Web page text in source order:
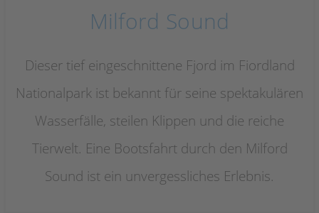
Milford Sound
Dieser tief eingeschnittene Fjord im Fiordland
Nationalpark ist bekannt für seine spektakulären
Wasserfälle, steilen Klippen und die reiche
Tierwelt. Eine Bootsfahrt durch den Milford
Sound ist ein unvergessliches Erlebnis.